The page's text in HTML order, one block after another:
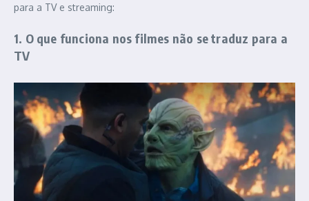
para a TV e streaming:
1. O que funciona nos filmes não se traduz para a
TV